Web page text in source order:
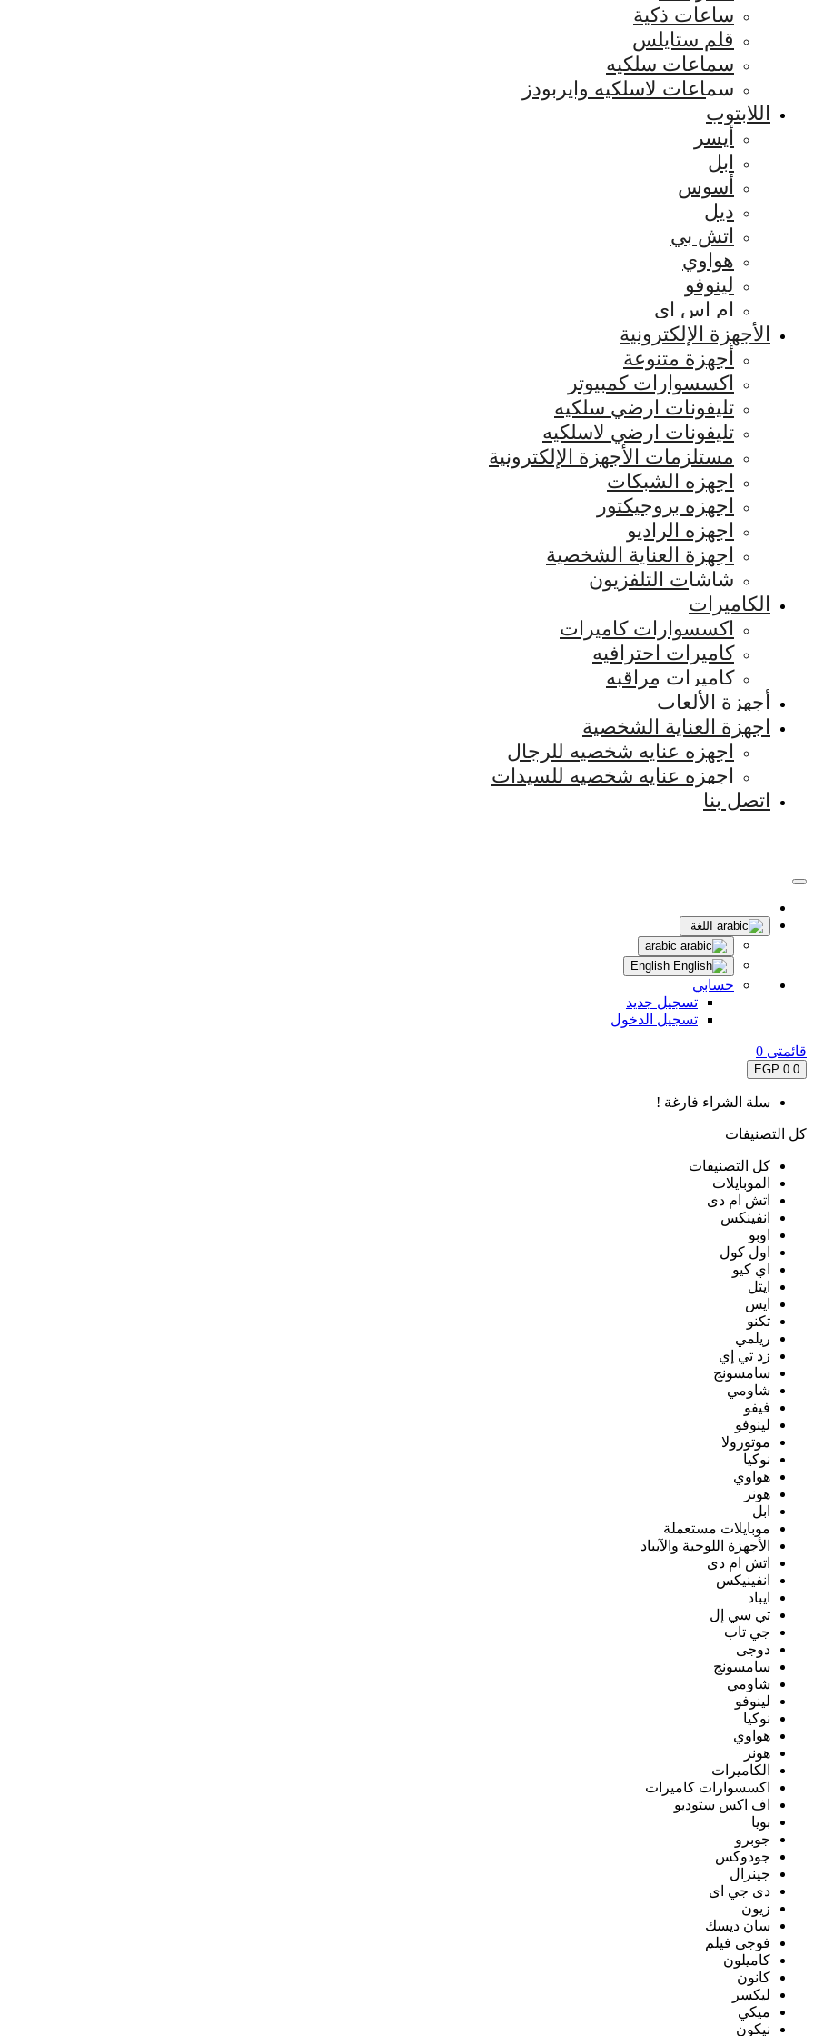
ساعات ذكية
قلم ستايلس
سماعات سلكيه
سماعات لاسلكيه وايربودز
اللابتوب
أيسر
ابل
أسوس
ديل
اتش بي
هواوي
لينوفو
ام اس اي
الأجهزة الإلكترونية
أجهزة متنوعة
اكسسوارات كمبيوتر
تليفونات ارضي سلكيه
تليفونات ارضي لاسلكيه
مستلزمات الأجهزة الإلكترونية
اجهزه الشبكات
اجهزه بروجيكتور
اجهزه الراديو
اجهزة العناية الشخصية
شاشات التلفزيون
الكاميرات
اكسسوارات كاميرات
كاميرات احترافيه
كاميرات مراقبه
أجهزة الألعاب
اجهزة العناية الشخصية
اجهزه عنايه شخصيه للرجال
اجهزه عنايه شخصيه للسيدات
اتصل بنا
اللغة
حسابي
تسجيل جديد
تسجيل الدخول
قائمتى 0
0
0 EGP
سلة الشراء فارغة !
كل التصنيفات
كل التصنيفات
الموبايلات
اتش ام دى
انفينكس
اوبو
اول كول
اي كيو
ايتل
ايس
تكنو
ريلمي
زد تي إي
سامسونج
شاومي
فيفو
لينوفو
موتورولا
نوكيا
هواوي
هونر
ابل
موبايلات مستعملة
الأجهزة اللوحية والآيباد
اتش ام دى
انفينيكس
ايباد
تي سي إل
جي تاب
دوجى
سامسونج
شاومي
لينوفو
نوكيا
هواوي
هونر
الكاميرات
اكسسوارات كاميرات
اف اكس ستوديو
بويا
جوبرو
جودوكس
جينرال
دى جي اى
زيون
سان ديسك
فوجى فيلم
كاميلون
كانون
ليكسر
ميكي
نيكون